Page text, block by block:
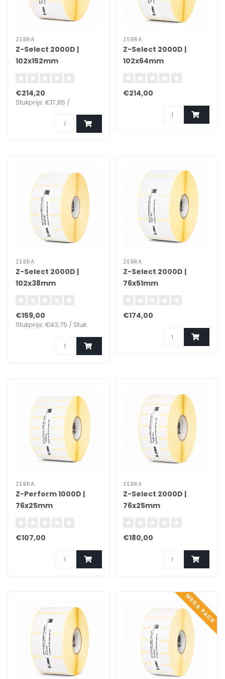
ZEBRA
Z-Select 2000D |
102x152mm
€214,20
Stukprijs: €17,85 /
ZEBRA
Z-Select 2000D |
102x64mm
€214,00
ZEBRA
Z-Select 2000D |
102x38mm
€159,00
Stukprijs: €43,75 / Stuk
ZEBRA
Z-Select 2000D |
76x51mm
€174,00
ZEBRA
Z-Perform 1000D |
76x25mm
€107,00
ZEBRA
Z-Select 2000D |
76x25mm
€180,00
MEGA PACK